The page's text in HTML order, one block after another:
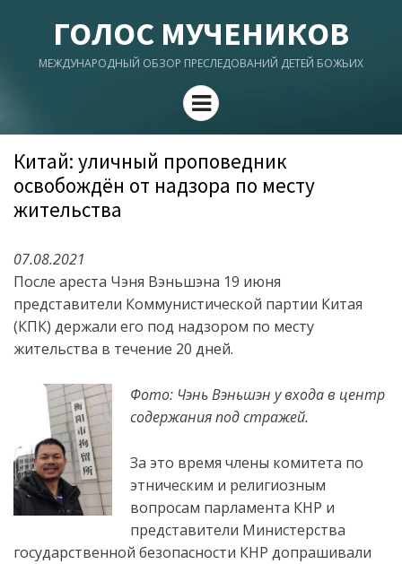
ГОЛОС МУЧЕНИКОВ
МЕЖДУНАРОДНЫЙ ОБЗОР ПРЕСЛЕДОВАНИЙ ДЕТЕЙ БОЖЬИХ
Menu
Китай: уличный проповедник
освобождён от надзора по месту
жительства
07.08.2021
После ареста Чэня Вэньшэна 19 июня
представители Коммунистической партии Китая
(КПК) держали его под надзором по месту
жительства в течение 20 дней.
Фото: Чэнь Вэньшэн у входа в центр
содержания под стражей.
За это время члены комитета по
этническим и религиозным
вопросам парламента КНР и
представители Министерства
государственной безопасности КНР допрашивали